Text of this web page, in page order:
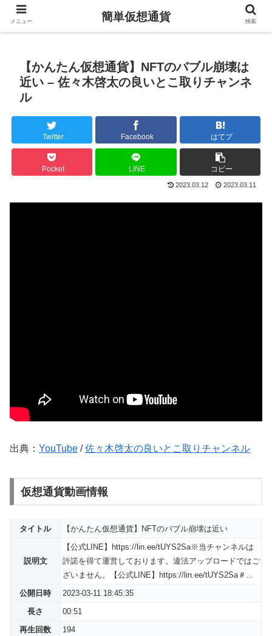
【かんたん仮想通貨】NFTのバブル崩壊は
近い – 佐々木啓太の良いとこ取りチャンネ
ル
Twitter Facebook はてブ
Pocket LINE コピー
2023.03.12 2023.03.11
出典： YouTube /佐々木啓太の良いとこ取りチャンネル
仮想通貨動画情報
タイトル 【かんたん仮想通貨】NFTのバブル崩壊は近い
説明文
【公式LINE】https://lin.ee/tUYS2Sa※当チャンネルは
許諾を得て運営しております。違法アップロードではご
ざいません。【公式LINE】https://lin.ee/tUYS2Sa＃...
公開日時
2023-03-11 18:45:35
長さ
00:51
再生回数
194
メニュー 簡単仮想通貨 検索